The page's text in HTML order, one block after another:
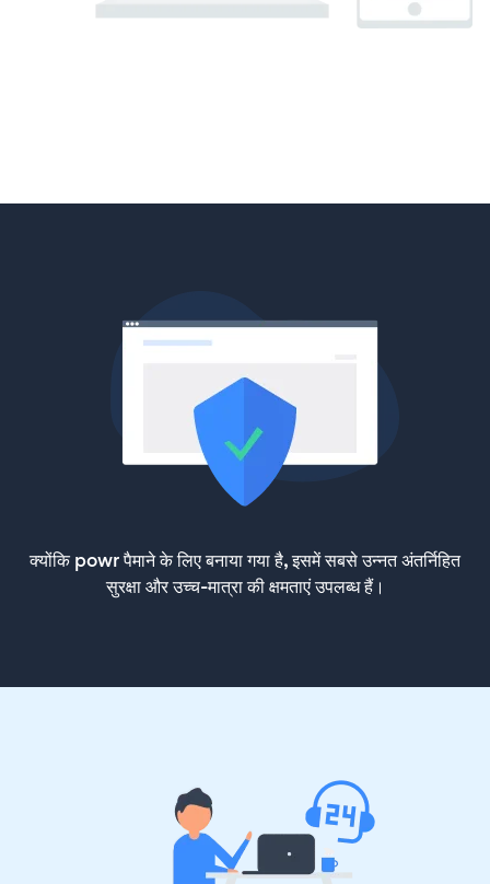
क्योंकि powr पैमाने के लिए बनाया गया है, इसमें सबसे उन्नत अंतर्निहित
सुरक्षा और उच्च-मात्रा की क्षमताएं उपलब्ध हैं।